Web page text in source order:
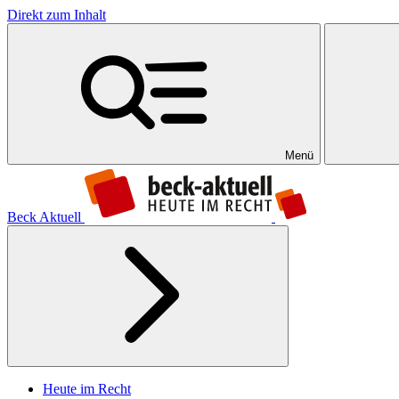
Direkt zum Inhalt
Menü
Beck Aktuell
Heute im Recht